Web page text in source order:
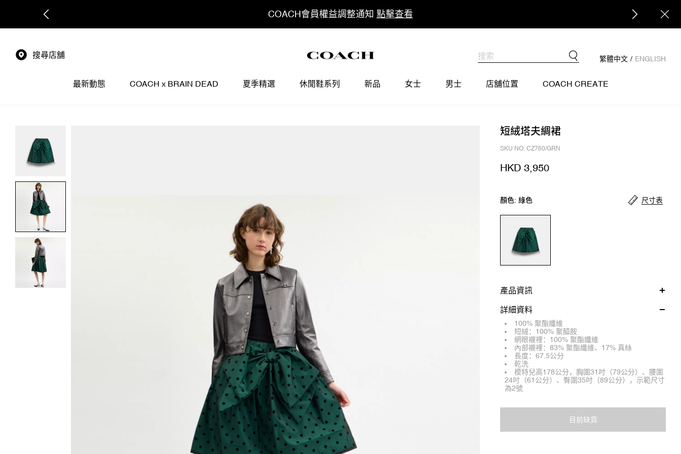
COACH會員權益調整通知 點擊查看
搜尋店舖 繁體中文 / ENGLISH
最新動態 COACH x BRAIN DEAD 夏季精選 休閒鞋系列 新品 女士 男士 店舖位置 COACH CREATE
短絨塔夫綢裙
SKU NO: CZ760/GRN
HKD 3,950
顏色: 綠色 尺寸表
產品資訊
詳細資料
100% 聚酯纖維
短絨：100% 聚醯胺
網眼襯裡：100% 聚酯纖維
內部襯裡：83% 聚酯纖維、17% 真絲
長度：67.5公分
乾洗
模特兒高178公分，胸圍31吋（79公分）、腰圍
24吋（61公分）、臀圍35吋（89公分），示範尺寸
為2號
目前缺貨